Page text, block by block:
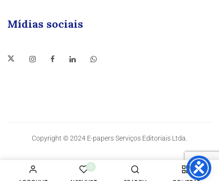
0
Mídias sociais
Copyright © 2024 E-papers Serviços Editoriais Ltda.